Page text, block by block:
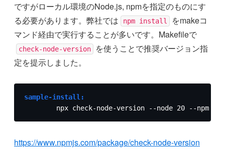
ですがローカル環境のNode.js, npmを指定のものにす
る必要があります。弊社では
npm install
をmakeコ
マンド経由で実行することが多いです。Makefileで
check-node-version
を使うことで推奨バージョン指
定を提示しました。
sample-install:
npx check-node-version --node 20 --npm
https://www.npmjs.com/package/check-node-version